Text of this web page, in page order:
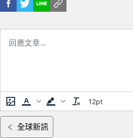
12pt
全球新訊